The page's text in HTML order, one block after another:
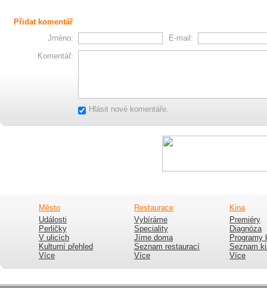
Přidat komentář
Jméno:
E-mail:
Komentář:
Hlásit nové komentáře.
Město
Události
Perličky
V ulicích
Kulturní přehled
Více
Restaurace
Vybíráme
Speciality
Jíme doma
Seznam restaurací
Více
Kina
Premiéry
Diagnóza
Programy
Seznam
Více